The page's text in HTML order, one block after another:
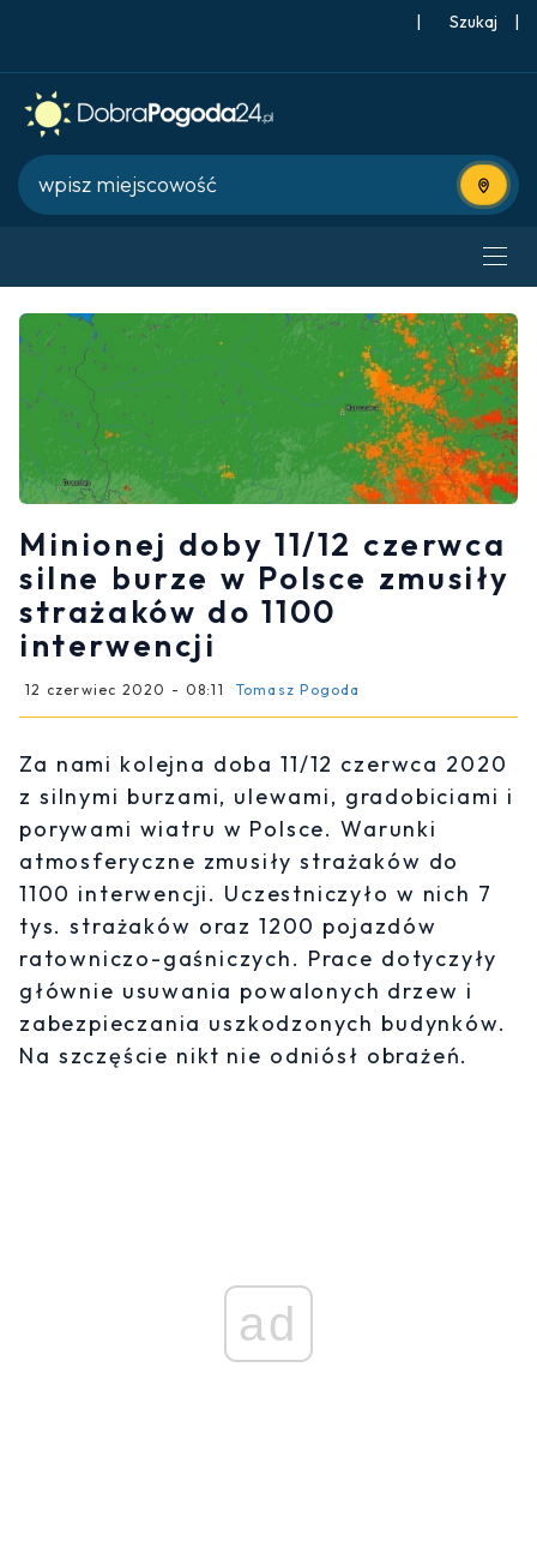
| |
Użyj
Minionej doby 11/12 czerwca
silne burze w Polsce zmusiły
strażaków do 1100
interwencji
12 czerwiec 2020 - 08:11 Tomasz Pogoda
Za nami kolejna doba 11/12 czerwca 2020
z silnymi burzami, ulewami, gradobiciami i
porywami wiatru w Polsce. Warunki
atmosferyczne zmusiły strażaków do
1100 interwencji. Uczestniczyło w nich 7
tys. strażaków oraz 1200 pojazdów
ratowniczo-gaśniczych. Prace dotyczyły
głównie usuwania powalonych drzew i
zabezpieczania uszkodzonych budynków.
Na szczęście nikt nie odniósł obrażeń.
ad